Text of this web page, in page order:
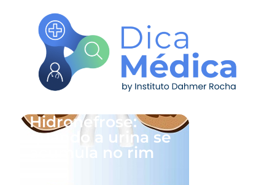
Hidronefrose:
quando a urina se
acumula no rim